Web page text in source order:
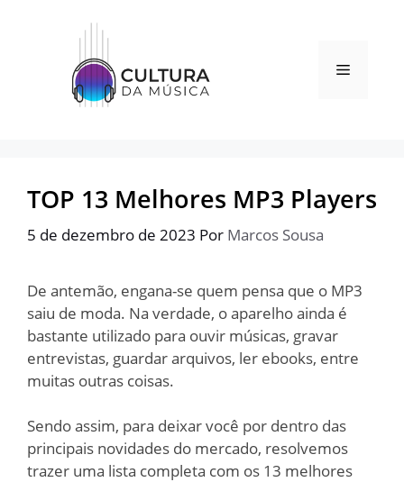
Menu
TOP 13 Melhores MP3 Players
5 de dezembro de 2023 Por Marcos Sousa
De antemão, engana-se quem pensa que o MP3
saiu de moda. Na verdade, o aparelho ainda é
bastante utilizado para ouvir músicas, gravar
entrevistas, guardar arquivos, ler ebooks, entre
muitas outras coisas.
Sendo assim, para deixar você por dentro das
principais novidades do mercado, resolvemos
trazer uma lista completa com os 13 melhores